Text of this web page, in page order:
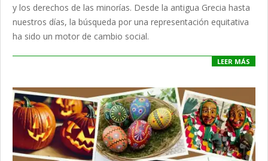
y los derechos de las minorías. Desde la antigua Grecia hasta
nuestros días, la búsqueda por una representación equitativa
ha sido un motor de cambio social.
LEER MÁS